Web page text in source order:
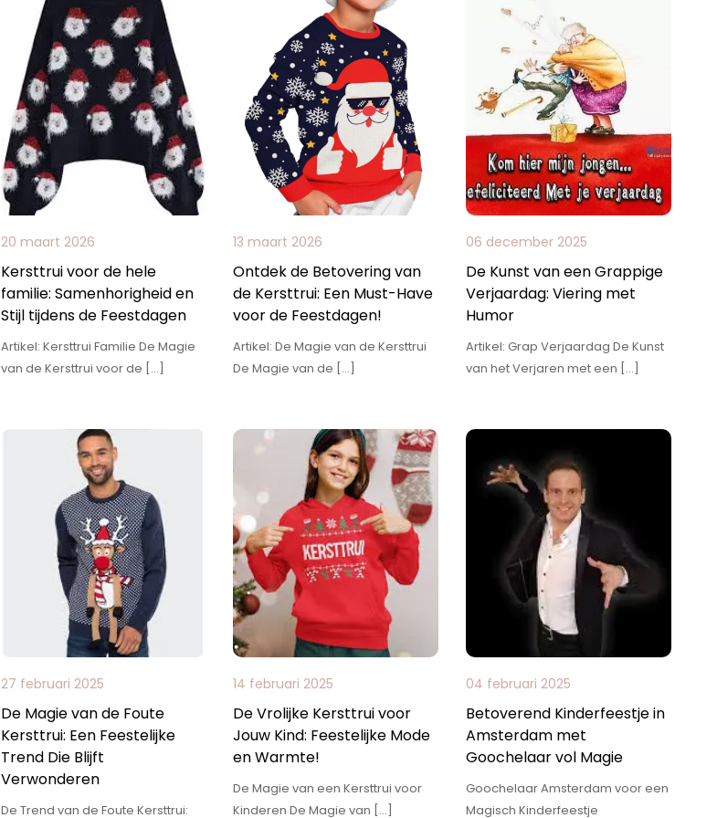
20 maart 2026
Kersttrui voor de hele
familie: Samenhorigheid en
Stijl tijdens de Feestdagen
Artikel: Kersttrui Familie De Magie
van de Kersttrui voor de […]
13 maart 2026
Ontdek de Betovering van
de Kersttrui: Een Must-Have
voor de Feestdagen!
Artikel: De Magie van de Kersttrui
De Magie van de […]
06 december 2025
De Kunst van een Grappige
Verjaardag: Viering met
Humor
Artikel: Grap Verjaardag De Kunst
van het Verjaren met een […]
27 februari 2025
De Magie van de Foute
Kersttrui: Een Feestelijke
Trend Die Blijft
Verwonderen
De Trend van de Foute Kersttrui:
14 februari 2025
De Vrolijke Kersttrui voor
Jouw Kind: Feestelijke Mode
en Warmte!
De Magie van een Kersttrui voor
Kinderen De Magie van […]
04 februari 2025
Betoverend Kinderfeestje in
Amsterdam met
Goochelaar vol Magie
Goochelaar Amsterdam voor een
Magisch Kinderfeestje